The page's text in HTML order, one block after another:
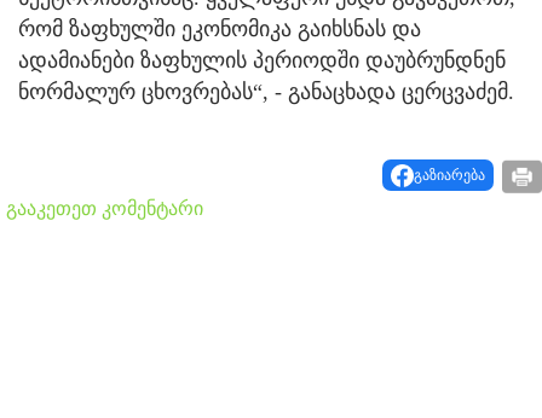
რომ ზაფხულში ეკონომიკა გაიხსნას და
ადამიანები ზაფხულის პერიოდში დაუბრუნდნენ
ნორმალურ ცხოვრებას“, - განაცხადა ცერცვაძემ.
გაზიარება
გააკეთეთ კომენტარი